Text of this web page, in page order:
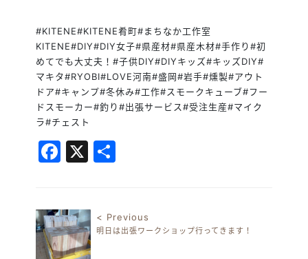
#KITENE#KITENE肴町#まちなか工作室
KITENE#DIY#DIY女子#県産材#県産木材#手作り#初
めてでも大丈夫！#子供DIY#DIYキッズ#キッズDIY#
マキタ#RYOBI#LOVE河南#盛岡#岩手#燻製#アウト
ドア#キャンプ#冬休み#工作#スモークキューブ#フー
ドスモーカー#釣り#出張サービス#受注生産#マイク
ラ#チェスト
Facebook
X
投稿ナビゲーション
< Previous
明日は出張ワークショップ行ってきます！